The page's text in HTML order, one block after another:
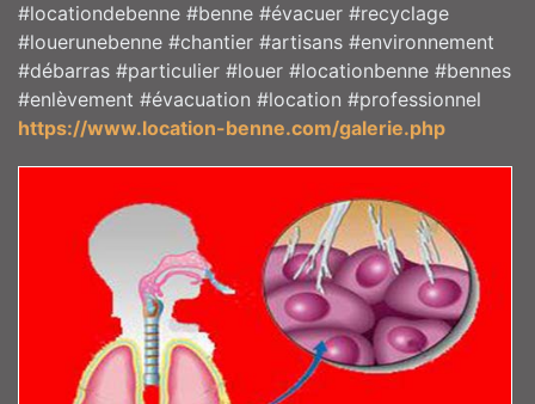
#locationdebenne #benne #évacuer #recyclage
#louerunebenne #chantier #artisans #environnement
#débarras #particulier #louer #locationbenne #bennes
#enlèvement #évacuation #location #professionnel
https://www.location-benne.com/galerie.php